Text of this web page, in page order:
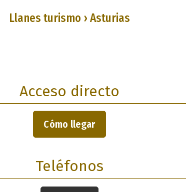
Llanes turismo › Asturias
Acceso directo
Cómo llegar
Teléfonos